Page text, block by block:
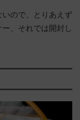
ので、とりあえず
ー、それでは開封し